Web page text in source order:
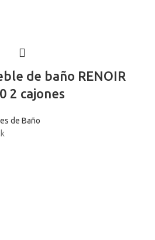
de baño RENOIR
2 cajones
de Baño